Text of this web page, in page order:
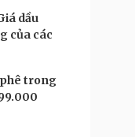
dầu
của các
phê trong